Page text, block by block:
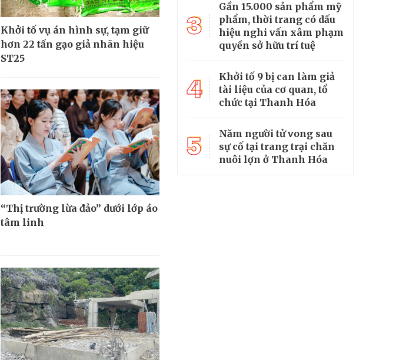
Khởi tố vụ án hình sự, tạm giữ
hơn 22 tấn gạo giả nhãn hiệu
ST25
“Thị trường lừa đảo” dưới lớp áo
tâm linh
3
Gần 15.000 sản phẩm mỹ
phẩm, thời trang có dấu
hiệu nghi vấn xâm phạm
quyền sở hữu trí tuệ
4
Khởi tố 9 bị can làm giả
tài liệu của cơ quan, tổ
chức tại Thanh Hóa
5
Năm người tử vong sau
sự cố tại trang trại chăn
nuôi lợn ở Thanh Hóa